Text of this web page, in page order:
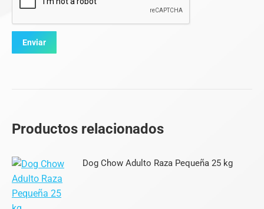
Productos relacionados
Dog Chow Adulto Raza Pequeña 25 kg